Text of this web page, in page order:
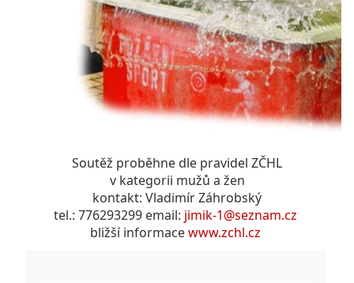
Soutěž proběhne dle pravidel ZČHL
v kategorii mužů a žen
kontakt: Vladimír Záhrobský
tel.: 776293299 email: jimik-1@seznam.cz
bližší informacewww.zchl.cz